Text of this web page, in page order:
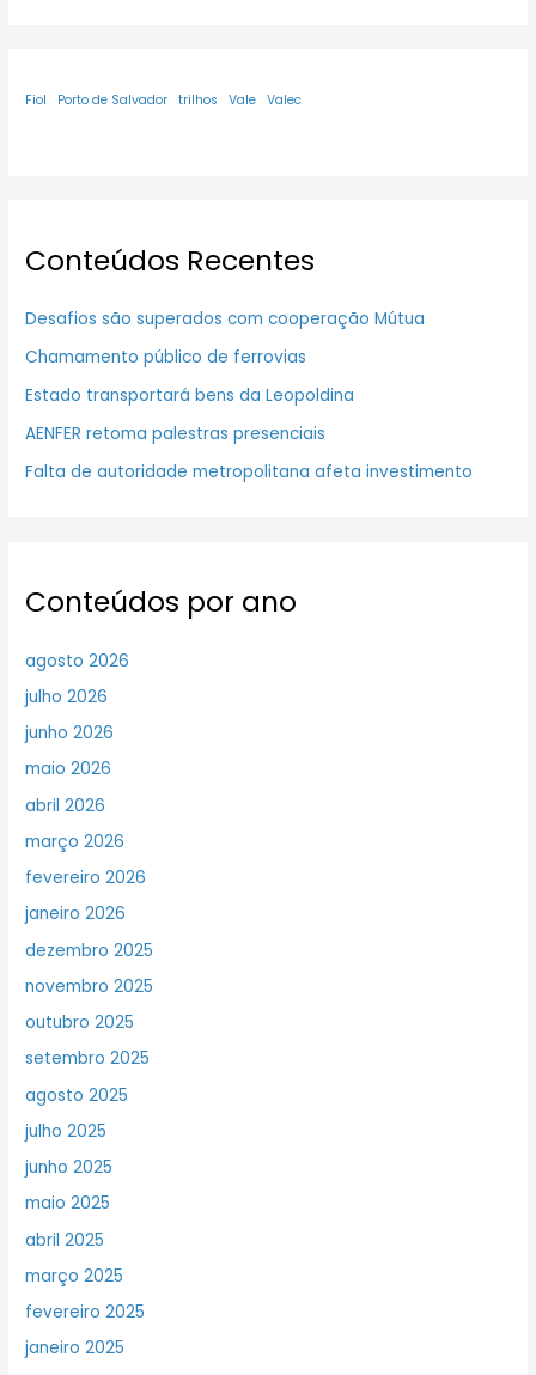
Fiol Porto de Salvador trilhos Vale Valec
Conteúdos Recentes
Desafios são superados com cooperação Mútua
Chamamento público de ferrovias
Estado transportará bens da Leopoldina
AENFER retoma palestras presenciais
Falta de autoridade metropolitana afeta investimento
Conteúdos por ano
agosto 2026
julho 2026
junho 2026
maio 2026
abril 2026
março 2026
fevereiro 2026
janeiro 2026
dezembro 2025
novembro 2025
outubro 2025
setembro 2025
agosto 2025
julho 2025
junho 2025
maio 2025
abril 2025
março 2025
fevereiro 2025
janeiro 2025